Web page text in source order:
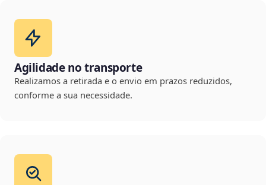
Agilidade no transporte
Realizamos a retirada e o envio em prazos reduzidos,
conforme a sua necessidade.